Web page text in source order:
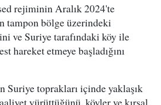
rejiminin Aralık 2024'te
tampon bölge üzerindeki
ve Suriye tarafındaki köy ile
hareket etmeye başladığını
Suriye toprakları içinde yaklaşık
yürüttüğünü, köyler ve kırsal